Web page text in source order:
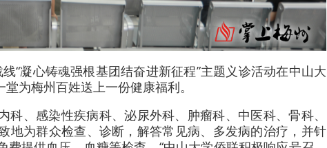
“凝心铸魂强根基团结奋进新征程”主题义诊活动在中山大
为梅州百姓送上一份健康福利。
、感染性疾病科、泌尿外科、肿瘤科、中医科、骨科、
地为群众检查、诊断，解答常见病、多发病的治疗，并针